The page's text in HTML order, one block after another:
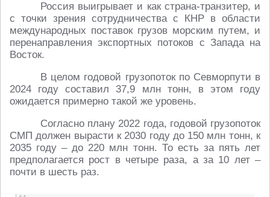
Россия выигрывает и как страна-транзитер, и
с точки зрения сотрудничества с КНР в области
международных поставок грузов морским путем, и
перенаправления экспортных потоков с Запада на
Восток.
В целом годовой грузопоток по Севморпути в
2024 году составил 37,9 млн тонн, в этом году
ожидается примерно такой же уровень.
Согласно плану 2022 года, годовой грузопоток
СМП должен вырасти к 2030 году до 150 млн тонн, к
2035 году – до 220 млн тонн. То есть за пять лет
предполагается рост в четыре раза, а за 10 лет –
почти в шесть раз.